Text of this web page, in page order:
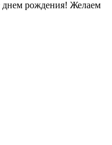
днем рождения! Желаем